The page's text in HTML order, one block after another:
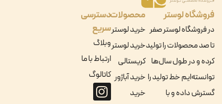
فروشگاه لوستر
در فروشگاه لوستر صفر
تا صد محصولات را تولید
کرده و در طول سال‌ها
توانسته‌ایم خط تولید را
گسترش داده و با
محصولات
خرید لوستر
خرید لوستر
کریستالی
خرید آباژور
خرید
دسترسی
سریع
وبلاگ
ارتباط با ما
کاتالوگ